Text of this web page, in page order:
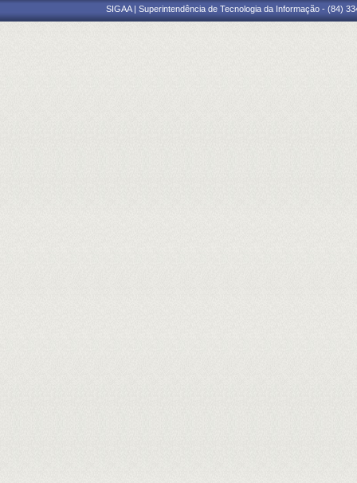
SIGAA | Superintendência de Tecnologia da Informação - (84)